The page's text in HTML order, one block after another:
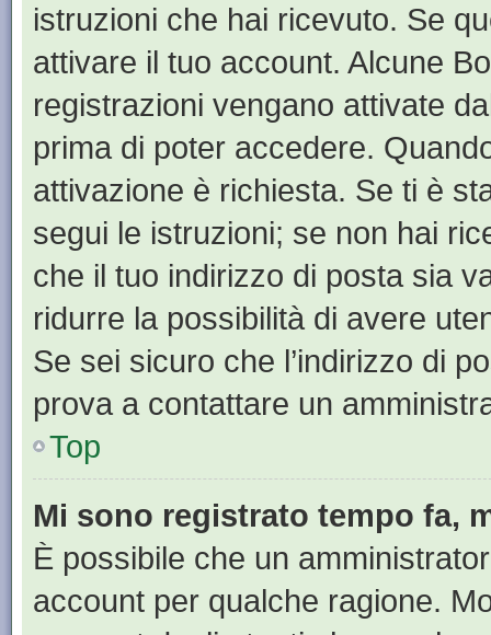
istruzioni che hai ricevuto. Se
attivare il tuo account. Alcune
registrazioni vengano attivate
prima di poter accedere.
attivazione è richiesta. Se ti è
segui le istruzioni; se non hai
che il tuo indirizzo di posta sia
ridurre la possibilità di avere
Se sei sicuro che l’indirizzo di
prova a contattare un
Top
Mi sono registrato tempo fa,
È possibile che un
account per qualche ragione.